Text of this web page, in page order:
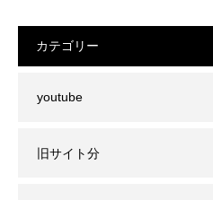
カテゴリー
youtube
旧サイト分